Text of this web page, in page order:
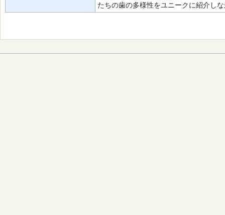
たちの歯の多様性をユニークに紹介し